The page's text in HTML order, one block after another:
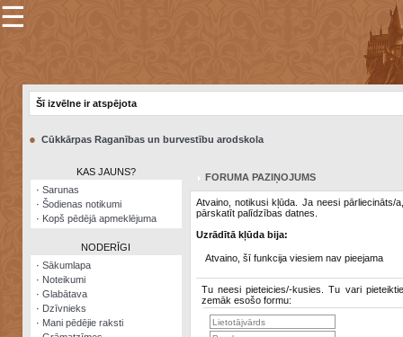
×
Šodienas
notikumi
Visatcera
almanahs
Arhīvs
☰
Šī izvēlne ir atspējota
● Cūkkārpas Raganības un burvestību arodskola
KAS JAUNS?
· Sarunas
· Šodienas notikumi
· Kopš pēdējā apmeklējuma
NODERĪGI
· Sākumlapa
· Noteikumi
· Glabātava
· Dzīvnieks
· Mani pēdējie raksti
FORUMA PAZIŅOJUMS
Atvaino, notikusi kļūda. Ja neesi pārliecināts/
pārskatīt palīdzības datnes.
Uzrādītā kļūda bija:
Atvaino, šī funkcija viesiem nav pieejama
Tu neesi pieteicies/-kusies. Tu vari
zemāk esošo formu: